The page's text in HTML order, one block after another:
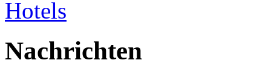
Nachrichten